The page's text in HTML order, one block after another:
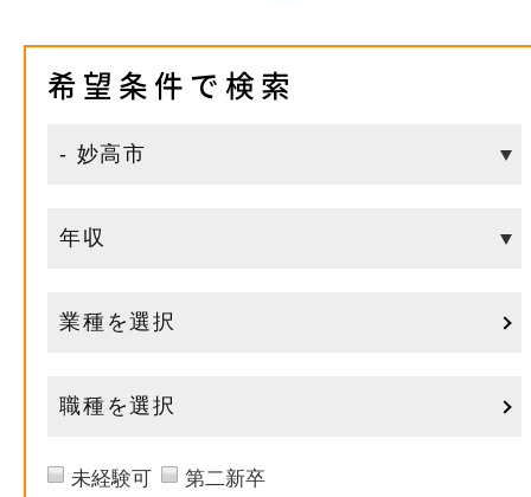
希望条件で検索
業種を選択
職種を選択
未経験可 第二新卒